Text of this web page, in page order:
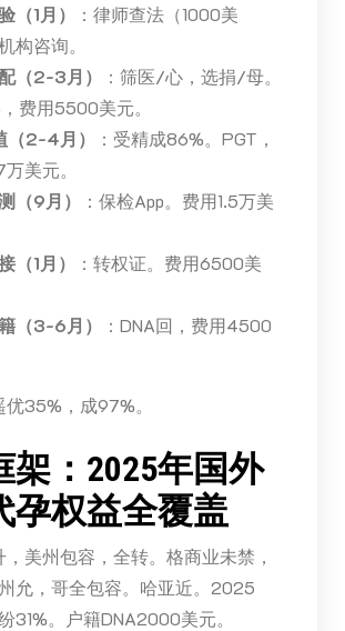
（1月）
：律师查法（1000美
构咨询。
（2-3月）
：筛医/心，选捐/母。
费用5500美元。
（2-4月）
：受精成86%。PGT，
美元。
（9月）
：保检App。费用1.5万美
（1月）
：转权证。费用6500美
（3-6月）
：DNA回，费用4500
35%，成97%。
架：2025年国外
孕权益全覆盖
美州包容，全转。格商业未禁，
允，哥全包容。哈亚近。2025
31%。户籍DNA2000美元。